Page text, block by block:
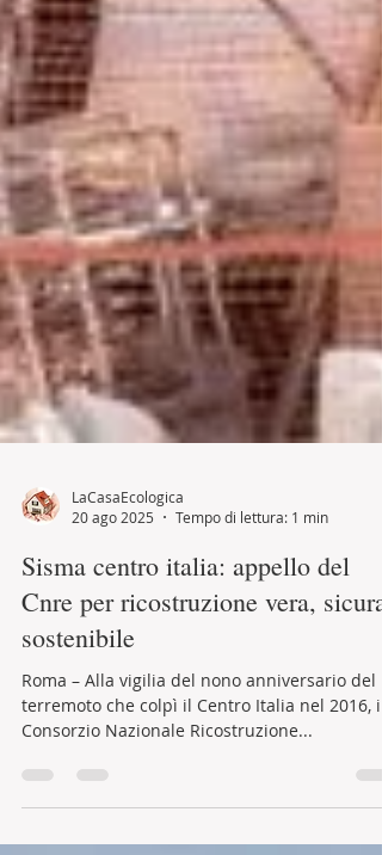
20 ago 2025
Tempo di lettura: 1 min
Sisma centro italia: appello del
Cnre per ricostruzione vera, sicura,
sostenibile
Roma – Alla vigilia del nono anniversario del
Consorzio Nazionale Ricostruzione...